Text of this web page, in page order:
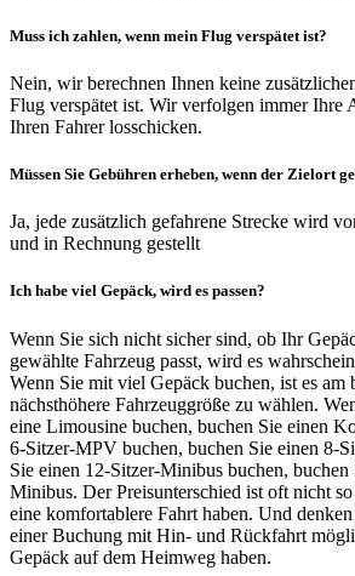
Muss ich zahlen, wenn mein Flug verspätet ist?
Nein, wir berechnen Ihnen keine
Flug verspätet ist. Wir verfolgen immer Ihre
Ihren Fahrer losschicken.
Müssen Sie Gebühren erheben, wenn der Zielort
Ja, jede zusätzlich gefahrene Strecke wird
und in Rechnung gestellt
Ich habe viel Gepäck, wird es passen?
Wenn Sie sich nicht sicher sind, ob Ihr
gewählte Fahrzeug passt, wird es
Wenn Sie mit viel Gepäck buchen, ist es am
nächsthöhere Fahrzeuggröße zu wählen.
eine Limousine buchen, buchen Sie einen
6-Sitzer-MPV buchen, buchen Sie einen 8-
Sie einen 12-Sitzer-Minibus buchen,
Minibus. Der Preisunterschied ist oft nicht
eine komfortablere Fahrt haben. Und
einer Buchung mit Hin- und Rückfahrt
Gepäck auf dem Heimweg haben.